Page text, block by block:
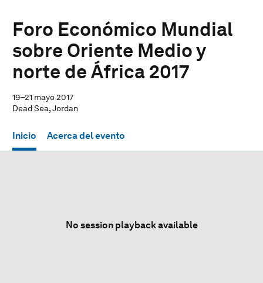
Foro Económico Mundial
sobre Oriente Medio y
norte de África 2017
19–21 mayo 2017
Dead Sea, Jordan
Inicio Acerca del evento
No session playback available